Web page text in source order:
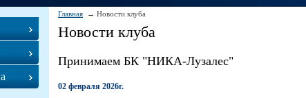
Главная Новости клуба
Новости клуба
Принимаем БК "НИКА-Лузалес"
02 февраля 2026г.